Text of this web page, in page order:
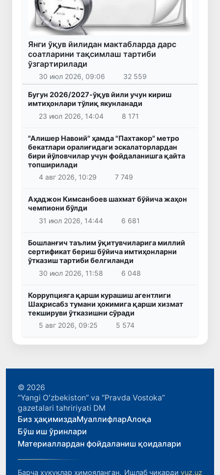
Янги ўқув йилидан мактабларда дарс
соатларини тақсимлаш тартиби
ўзгартирилади
30 июл 2026, 09:06 32 559
Бугун 2026/2027-ўқув йили учун кириш
имтиҳонлари тўлиқ якунланади
23 июл 2026, 14:04
8 171
"Алишер Навоий" ҳамда "Пахтакор" метро
бекатлари оралиғидаги эскалаторлардан
бири йўловчилар учун фойдаланишга қайта
топширилади
4 авг 2026, 10:29
7 749
Аҳаджон Кимсанбоев шахмат бўйича жаҳон
чемпиони бўлди
31 июл 2026, 14:44
6 681
Бошланғич таълим ўқитувчиларига миллий
сертификат бериш бўйича имтиҳонларни
ўтказиш тартиби белгиланди
30 июл 2026, 11:58
6 048
Коррупцияга қарши курашиш агентлиги
Шаҳрисабз тумани ҳокимига қарши хизмат
текшируви ўтказишни сўради
5 авг 2026, 09:25
5 574
© 2026
“Yangi Oʻzbekiston” va “Pravda Vostoka”
gazetalari tahririyati DM
Биз ҳақимиздаМуаллифларАлоқа
Бўш иш ўринлари
Материаллардан фойдаланиш қоидалари
Барча ҳуқуқлар ҳимояланган. Ишлаб чиқарди yuz.uz